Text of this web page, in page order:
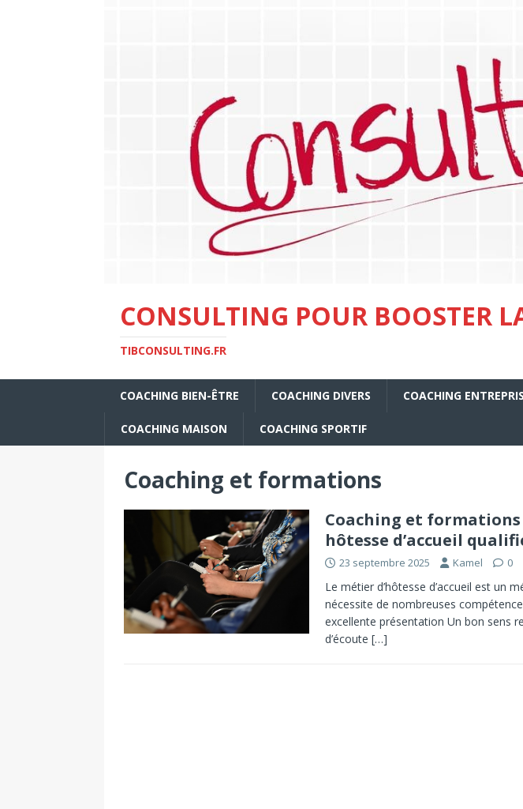
CONSULTING POUR BOOSTER
TIBCONSULTING.FR
COACHING BIEN-ÊTRE COACHING DIVERS COACHING
COACHING MAISON COACHING SPORTIF
Coaching et formations
Coaching et
hôtesse d’accueil
23 septembre 2025 Kamel 0
Le métier d’hôtesse d’accueil est un
nécessite de nombreuses
excellente présentation Un bon sens
d’écoute […]